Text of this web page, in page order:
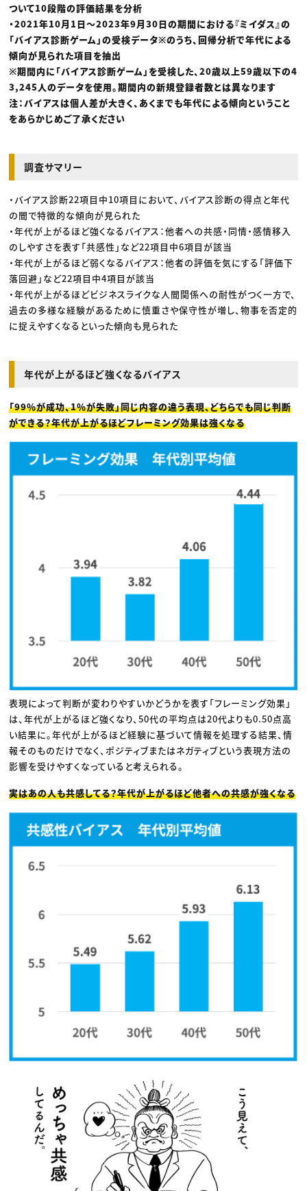
ついて10段階の評価結果を分析
・2021年10月1日〜2023年9月30日の期間における『ミイダス』の
「バイアス診断ゲーム」の受検データ※のうち、回帰分析で年代による
傾向が見られた項目を抽出
※期間内に「バイアス診断ゲーム」を受検した、20歳以上59歳以下の4
3,245人のデータを使用。期間内の新規登録者数とは異なります
注：バイアスは個人差が大きく、あくまでも年代による傾向ということ
をあらかじめご了承ください
調査サマリー
・バイアス診断22項目中10項目において、バイアス診断の得点と年代
の間で特徴的な傾向が見られた
・年代が上がるほど強くなるバイアス：他者への共感・同情・感情移入
のしやすさを表す「共感性」など22項目中6項目が該当
・年代が上がるほど弱くなるバイアス：他者の評価を気にする「評価下
落回避」など22項目中4項目が該当
・年代が上がるほどビジネスライクな人間関係への耐性がつく一方で、
過去の多様な経験があるために慎重さや保守性が増し、物事を否定的
に捉えやすくなるといった傾向も見られた
年代が上がるほど強くなるバイアス
「99％が成功、1％が失敗」同じ内容の違う表現、どちらでも同じ判断
ができる？年代が上がるほどフレーミング効果は強くなる
表現によって判断が変わりやすいかどうかを表す「フレーミング効果」
は、年代が上がるほど強くなり、50代の平均点は20代よりも0.50点高
い結果に。年代が上がるほど経験に基づいて情報を処理する結果、情
報そのものだけでなく、ポジティブまたはネガティブという表現方法の
影響を受けやすくなっていると考えられる。
実はあの人も共感してる？年代が上がるほど他者への共感が強くなる